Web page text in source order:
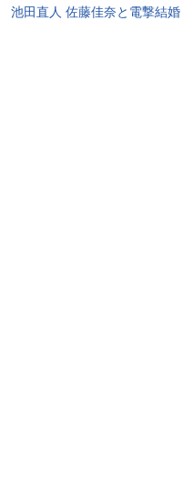
池田直人 佐藤佳奈と電撃結婚